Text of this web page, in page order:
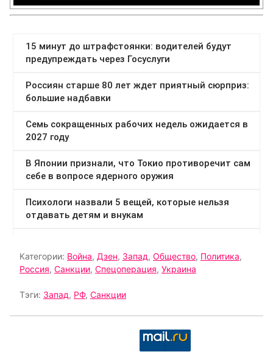
Категории: Война, Дзен, Запад, Общество, Политика,
Россия, Санкции, Спецоперация, Украина
Тэги: Запад, РФ, Санкции